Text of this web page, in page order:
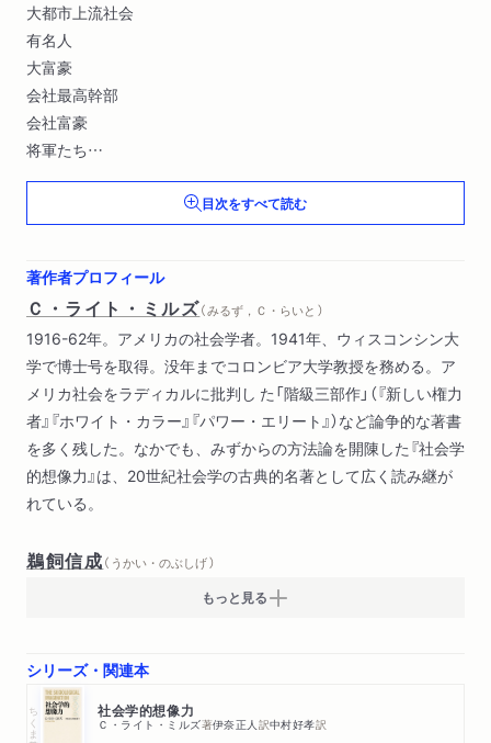
大都市上流社会
有名人
大富豪
会社最高幹部
会社富豪
将軍たち
軍の台頭
均衡理論
大衆社会
保守的ムード
上層部の不道徳性
目次をすべて読む
著作者プロフィール
Ｃ・ライト・ミルズ（ みるず，Ｃ・らいと ）
1916-62年。アメリカの社会学者。1941年、ウィスコンシン大
学で博士号を取得。没年までコロンビア大学教授を務める。ア
メリカ社会をラディカルに批判し た「階級三部作」（『新しい権力
者』『ホワイト・カラー』『パワー・エリート』）など論争的な著書
を多く残した。なかでも、みずからの方法論を開陳した『社会学
的想像力』は、20世紀社会学の古典的名著として広く読み継が
れている。
鵜飼信成（ うかい・のぶしげ ）
もっと見る
シリーズ・関連本
ちくま学芸文庫 社会学的想像力
Ｃ・ライト・ミルズ著伊奈正人 訳中村好孝訳